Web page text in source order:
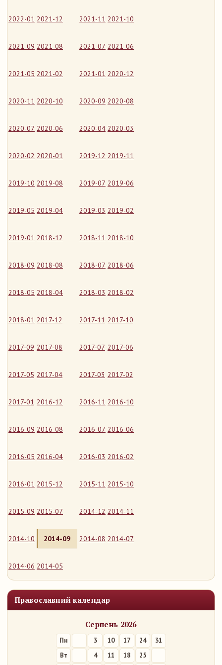
2022-01 2021-12 2021-11 2021-10
2021-09 2021-08 2021-07 2021-06
2021-05 2021-02 2021-01 2020-12
2020-11 2020-10 2020-09 2020-08
2020-07 2020-06 2020-04 2020-03
2020-02 2020-01 2019-12 2019-11
2019-10 2019-08 2019-07 2019-06
2019-05 2019-04 2019-03 2019-02
2019-01 2018-12 2018-11 2018-10
2018-09 2018-08 2018-07 2018-06
2018-05 2018-04 2018-03 2018-02
2018-01 2017-12 2017-11 2017-10
2017-09 2017-08 2017-07 2017-06
2017-05 2017-04 2017-03 2017-02
2017-01 2016-12 2016-11 2016-10
2016-09 2016-08 2016-07 2016-06
2016-05 2016-04 2016-03 2016-02
2016-01 2015-12 2015-11 2015-10
2015-09 2015-07 2014-12 2014-11
2014-10 2014-09 2014-08 2014-07
2014-06 2014-05
Православний календар
Серпень 2026
Пн 3 10 17 24
31
Вт
4 11 18
25